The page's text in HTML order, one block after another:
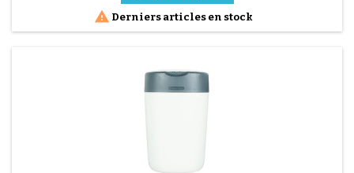
 Derniers articles en stock